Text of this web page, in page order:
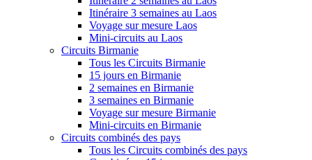
Itinéraire 3 semaines au Laos
Voyage sur mesure Laos
Mini-circuits au Laos
Circuits Birmanie
Tous les Circuits Birmanie
15 jours en Birmanie
2 semaines en Birmanie
3 semaines en Birmanie
Voyage sur mesure Birmanie
Mini-circuits en Birmanie
Circuits combinés des pays
Tous les Circuits combinés des pays